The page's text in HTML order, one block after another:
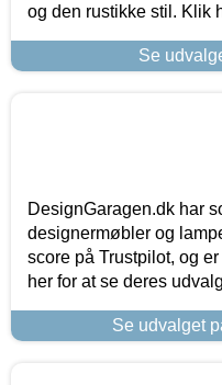
og den rustikke stil. Klik
Se
DesignGaragen.dk har
designermøbler og
score på Trustpilot, og
her for at se deres
Se udvalget